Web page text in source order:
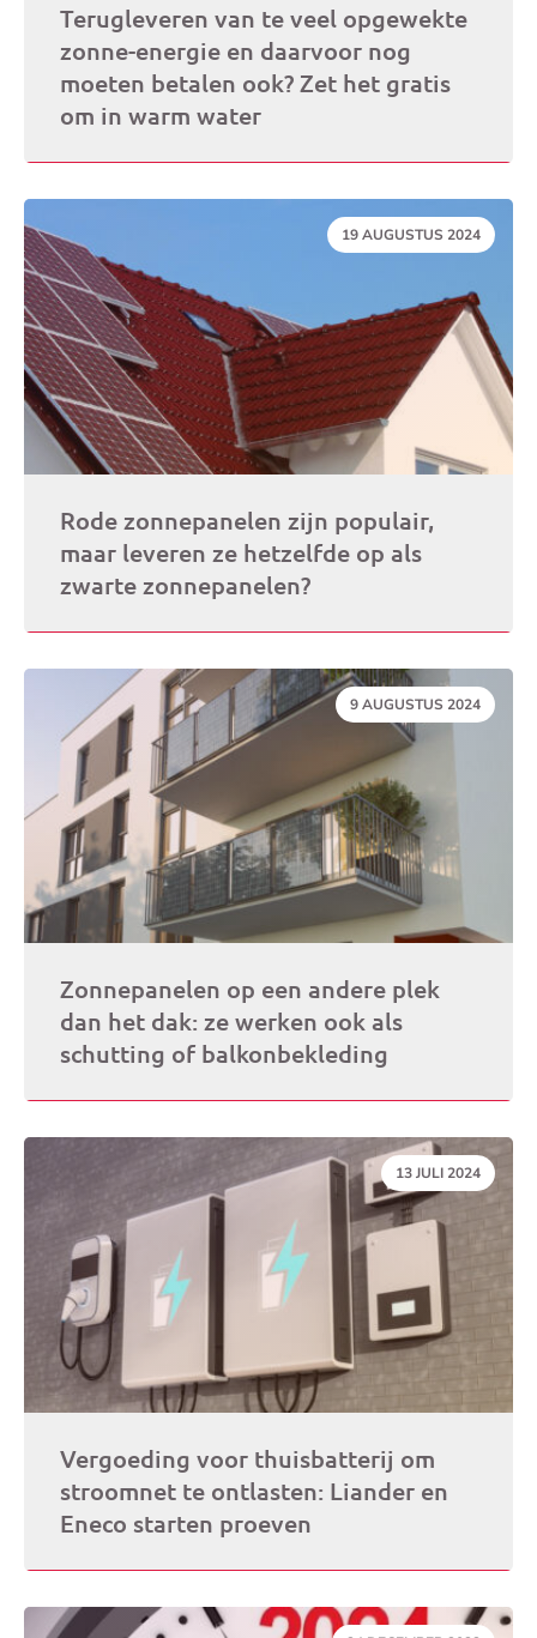
Terugleveren van te veel opgewekte
zonne-energie en daarvoor nog
moeten betalen ook? Zet het gratis
om in warm water
DATUM:
19 AUGUSTUS 2024
Rode zonnepanelen zijn populair,
maar leveren ze hetzelfde op als
zwarte zonnepanelen?
DATUM:
9 AUGUSTUS 2024
Zonnepanelen op een andere plek
dan het dak: ze werken ook als
schutting of balkonbekleding
DATUM:
13 JULI 2024
Vergoeding voor thuisbatterij om
stroomnet te ontlasten: Liander en
Eneco starten proeven